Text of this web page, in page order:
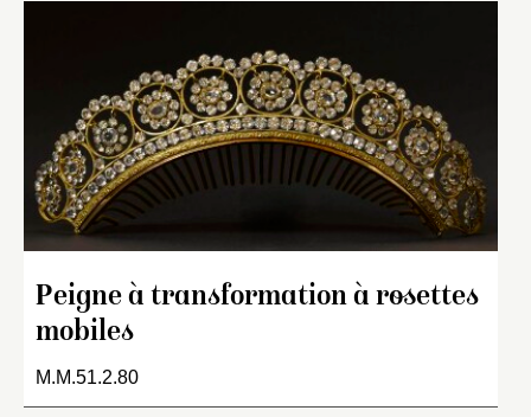
Peigne à transformation à rosettes
mobiles
M.M.51.2.80